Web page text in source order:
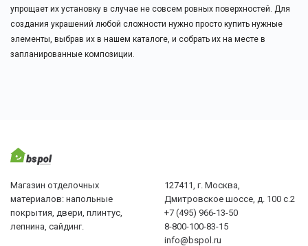
упрощает их установку в случае не совсем ровных поверхностей. Для
создания украшений любой сложности нужно просто купить нужные
элементы, выбрав их в нашем каталоге, и собрать их на месте в
запланированные композиции.
Магазин отделочных
материалов: напольные
покрытия, двери, плинтус,
лепнина, сайдинг.
127411, г. Москва,
Дмитровское шоссе, д. 100 с.2
+7 (495) 966-13-50
8-800-100-83-15
info@bspol.ru